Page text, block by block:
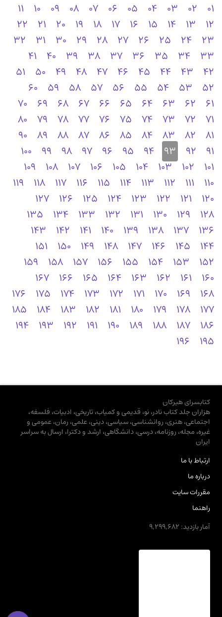
01
02
03
04
05
06
07
08
09
10
11
12
13
14
15
16
17
18
19
20
21
22
23
24
25
26
27
28
29
30
31
32
33
34
35
36
37
38
39
40
41
42
43
44
45
46
47
48
49
50
51
52
53
54
55
56
57
58
59
60
61
62
63
64
65
66
67
68
69
70
71
72
73
74
75
76
77
78
79
80
81
82
83
84
85
86
87
88
89
90
91
92
93
94
95
96
97
98
99
100
101
102
103
104
105
106
107
108
109
110
111
112
113
114
115
116
117
118
119
120
121
122
123
124
125
126
127
128
129
130
131
132
133
134
135
136
137
138
139
140
141
142
143
144
145
146
147
148
149
150
151
152
153
154
155
156
157
158
159
160
161
162
163
164
165
166
167
168
169
170
171
172
173
174
175
176
177
178
179
180
181
182
183
184
185
186
187
188
189
190
191
192
193
194
195
196
کتابسرای هیرکان
هزاران جلد کتاب نادر، نو، قدیمی و کمیاب، تاریخی، ادبیات، فلسفه،
اجتماعی، هنری، روانشناسی، سیاسی، دینی، علمی، رمان، عمومی و
غیره، مجله، روزنامه، درسی، دانشگاهی، ارشد و دکترا، ارسال به سراسر
ایران
ارتباط با ما
درباره ما
مقررات سایت
راهنما
آمار بازدید: 9,299,682